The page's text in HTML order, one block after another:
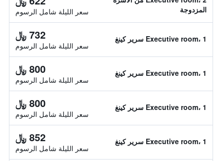
المزدوجة
سعر الليلة شامل الرسوم
Executive room، 1 سرير كينغ 732 ﷼
سعر الليلة شامل الرسوم
Executive room، 1 سرير كينغ 800 ﷼
سعر الليلة شامل الرسوم
Executive room، 1 سرير كينغ 800 ﷼
سعر الليلة شامل الرسوم
Executive room، 1 سرير كينغ 852 ﷼
سعر الليلة شامل الرسوم